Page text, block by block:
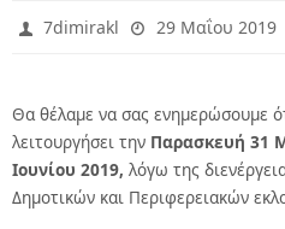
7dimirakl 29 Μαΐου 2019
Θα θέλαμε να σας ενημερώσουμε
λειτουργήσει την Παρασκευή 31
Ιουνίου 2019, λόγω της
Δημοτικών και Περιφερειακών